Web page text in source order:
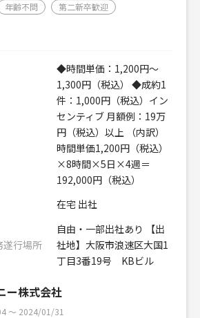
年齢不問
第二新卒歓迎
◆時間単価：1,200円～
1,300円（税込） ◆成約1
件：1,000円（税込）イン
センティブ 月額例：19万
円（税込）以上 （内訳）
時間単価1,200円（税込）
×8時間×5日×4週＝
192,000円（税込）
在宅 出社
遂行場所
自由・一部出社あり 【出
社地】大阪市浪速区大国1
丁目3番19号 KBビル
ー株式会社
〜 2024/01/31